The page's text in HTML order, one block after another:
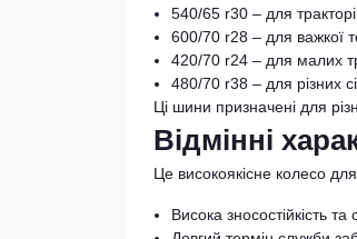
540/65 r30 – для
600/70 r28 – для важкої
420/70 r24 – для малих
480/70 r38 – для різних
Ці шини призначені для
Відмінні
Це високоякісне колесо
Висока зносостійкість